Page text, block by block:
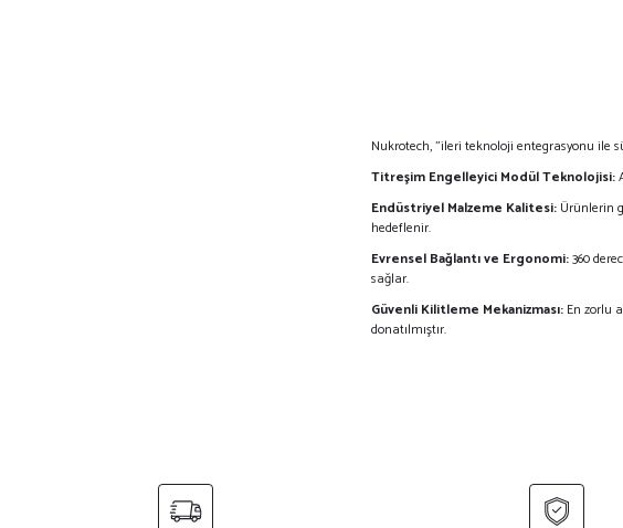
Nukrotech,"ileri teknoloji entegrasyonu ile
Titreşim Engelleyici Modül Teknolojisi:
Endüstriyel Malzeme Kalitesi: Ürünlerin
hedeflenir.
Evrensel Bağlantı ve Ergonomi:360
sağlar.
Güvenli Kilitleme Mekanizması: En zorlu
donatılmıştır.